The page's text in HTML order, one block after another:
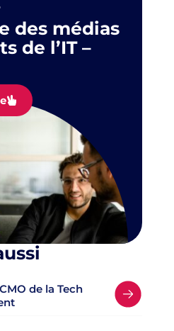
des médias
de l’IT –
de la Tech